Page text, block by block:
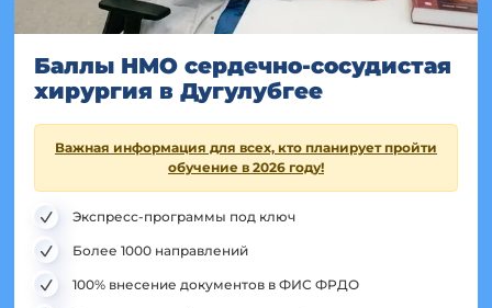
Баллы НМО сердечно-сосудистая
хирургия в Дугулубгее
Важная информация для всех, кто планирует пройти
обучение в 2026 году!
Экспресс-программы под ключ
Более 1000 направлений
100% внесение документов в ФИС ФРДО